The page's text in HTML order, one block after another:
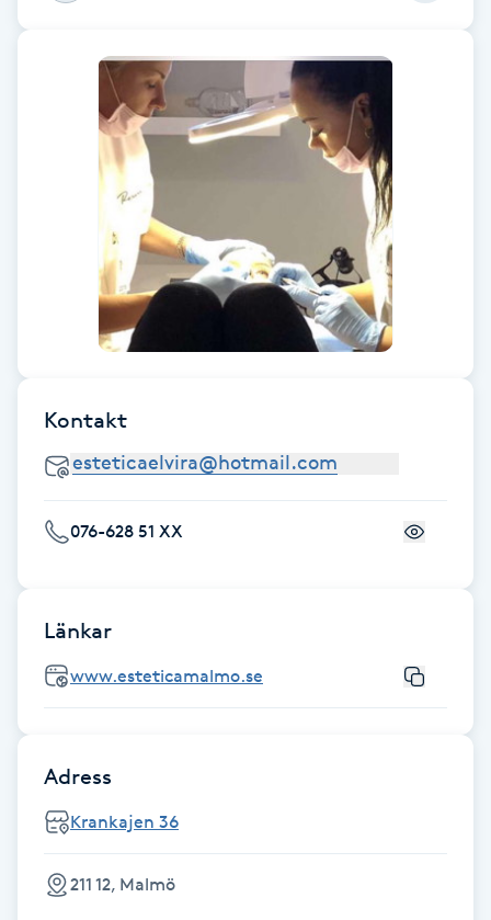
Fotsvamp
Fransborttagning
Fransfärgning
Fransförlängning
Fransförlängning Volym
Frekvensterapi
Frisör
Funktionsanalys
Kontakt
076-628 51 XX
Länkar
www.esteticamalmo.se
Adress
Krankajen 36
211 12, Malmö